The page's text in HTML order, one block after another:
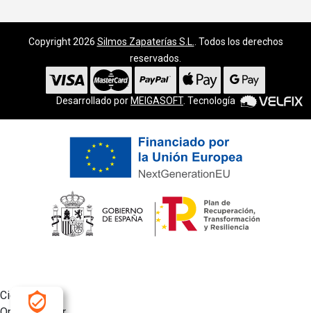
Copyright 2026 Silmos Zapaterías S.L.
. Todos los derechos
reservados.
Desarrollado por MEIGASOFT. Tecnología
Cierra